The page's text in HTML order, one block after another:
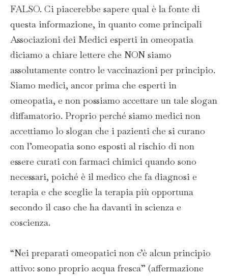
FALSO. Ci piacerebbe sapere qual è la fonte di
questa informazione, in quanto come principali
Associazioni dei Medici esperti in omeopatia
diciamo a chiare lettere che NON siamo
assolutamente contro le vaccinazioni per principio.
Siamo medici, ancor prima che esperti in
omeopatia, e non possiamo accettare un tale slogan
diffamatorio. Proprio perché siamo medici non
accettiamo lo slogan che i pazienti che si curano
con l’omeopatia sono esposti al rischio di non
essere curati con farmaci chimici quando sono
necessari, poiché è il medico che fa diagnosi e
terapia e che sceglie la terapia più opportuna
secondo il caso che ha davanti in scienza e
coscienza.
“Nei preparati omeopatici non c’è alcun principio
attivo: sono proprio acqua fresca” (affermazione